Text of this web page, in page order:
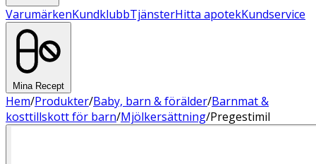
VarumärkenKundklubbTjänsterHitta apotekKundservice
Mina Recept
Hem/Produkter/Baby, barn & förälder/Barnmat &
kosttillskott för barn/Mjölkersättning/Pregestimil